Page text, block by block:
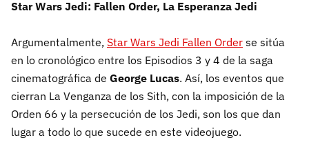
Star Wars Jedi: Fallen Order, La Esperanza Jedi
Argumentalmente, Star Wars Jedi Fallen Order se sitúa
en lo cronológico entre los Episodios 3 y 4 de la saga
cinematográfica de George Lucas. Así, los eventos que
cierran La Venganza de los Sith, con la imposición de la
Orden 66 y la persecución de los Jedi, son los que dan
lugar a todo lo que sucede en este videojuego.